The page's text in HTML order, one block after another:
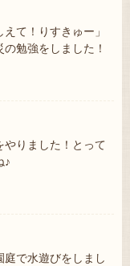
て！りすきゅー」
勉強をしました！
やりました！とって
♪
庭で水遊びをしまし